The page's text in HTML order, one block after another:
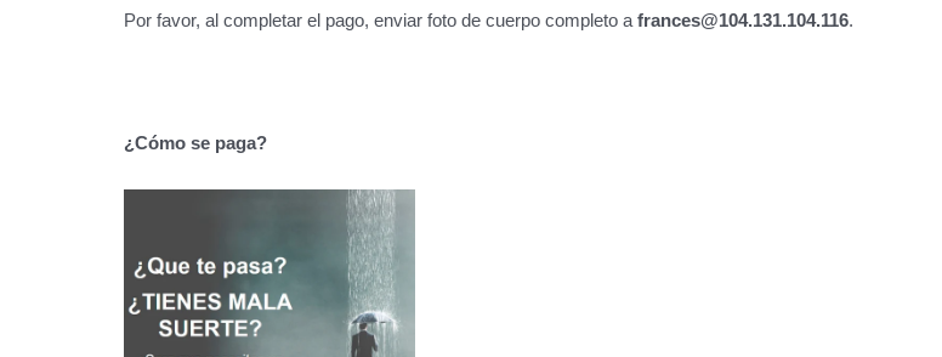
Por favor, al completar el pago, enviar foto de cuerpo completo a frances@104.131.104.116.
¿Cómo se paga?